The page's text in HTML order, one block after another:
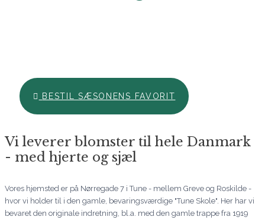
BESTIL SÆSONENS FAVORIT
Vi leverer blomster til hele Danmark
- med hjerte og sjæl
Vores hjemsted er på Nørregade 7 i Tune - mellem Greve og Roskilde -
hvor vi holder til i den gamle, bevaringsværdige "Tune Skole". Her har vi
bevaret den originale indretning, bl.a. med den gamle trappe fra 1919